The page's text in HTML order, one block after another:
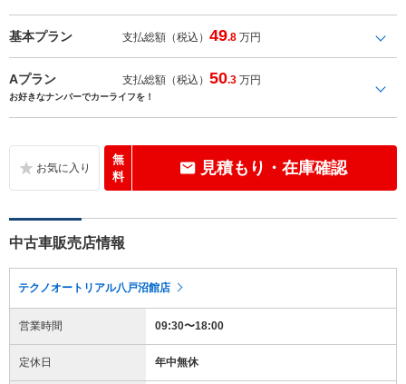
基本プラン 支払総額（税込）49.8 万円
Aプラン 支払総額（税込）50.3 万円
お好きなナンバーでカーライフを！
無
料
見積もり・在庫確認
中古車販売店情報
テクノオートリアル八戸沼館店
営業時間 09:30〜18:00
定休日 年中無休